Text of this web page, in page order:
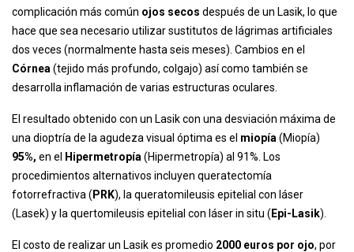
complicación más común ojos secos después de un Lasik, lo que
hace que sea necesario utilizar sustitutos de lágrimas artificiales
dos veces (normalmente hasta seis meses). Cambios en el
Córnea (tejido más profundo, colgajo) así como también se
desarrolla inflamación de varias estructuras oculares.
El resultado obtenido con un Lasik con una desviación máxima de
una dioptría de la agudeza visual óptima es el miopía (Miopía)
95%, en el Hipermetropía (Hipermetropía) al 91%. Los
procedimientos alternativos incluyen queratectomía
fotorrefractiva ( PRK), la queratomileusis epitelial con láser
(Lasek) y la quertomileusis epitelial con láser in situ ( Epi-Lasik).
El costo de realizar un Lasik es promedio 2000 euros por ojo, por